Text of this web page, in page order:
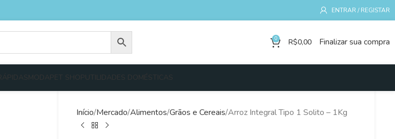
ENTRAR / REGISTAR
0 R$0,00 Finalizar sua compra
MODAPET SHOP UTILIDADES DOMÉSTICAS
Início Mercado Alimentos Grãos e Cereais Arroz Integral Tipo 1 Solito – 1Kg